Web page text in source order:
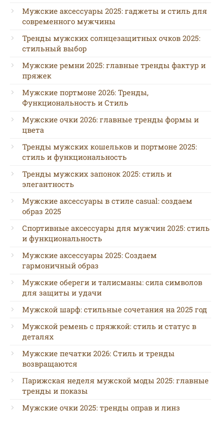
Мужские аксессуары 2025: гаджеты и стиль для
современного мужчины
Тренды мужских солнцезащитных очков 2025:
стильный выбор
Мужские ремни 2025: главные тренды фактур и
пряжек
Мужские портмоне 2026: Тренды,
Функциональность и Стиль
Мужские очки 2026: главные тренды формы и
цвета
Тренды мужских кошельков и портмоне 2025:
стиль и функциональность
Тренды мужских запонок 2025: стиль и
элегантность
Мужские аксессуары в стиле casual: создаем
образ 2025
Спортивные аксессуары для мужчин 2025: стиль
и функциональность
Мужские аксессуары 2025: Создаем
гармоничный образ
Мужские обереги и талисманы: сила символов
для защиты и удачи
Мужской шарф: стильные сочетания на 2025 год
Мужской ремень с пряжкой: стиль и статус в
деталях
Мужские печатки 2026: Стиль и тренды
возвращаются
Парижская неделя мужской моды 2025: главные
тренды и показы
Мужские очки 2025: тренды оправ и линз